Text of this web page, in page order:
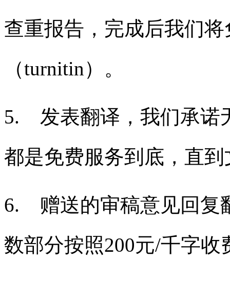
查重报告，完成后我们
（turnitin）。
5. 发表翻译，我们承诺
都是免费服务到底，直
6. 赠送的审稿意见回复
数部分按照200元/千字收